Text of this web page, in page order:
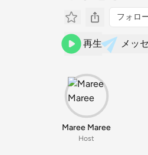
フォロ
再生 メッ
Maree Maree
Host